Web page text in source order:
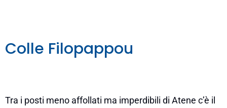
Colle Filopappou
Tra i posti meno affollati ma imperdibili di Atene c’è il